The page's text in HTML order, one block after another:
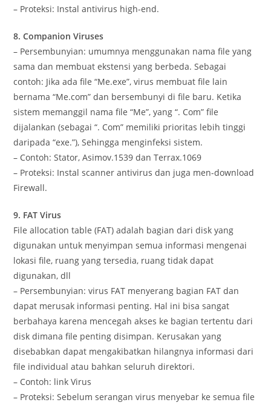
– Proteksi: Instal antivirus high-end.
8. Companion Viruses
– Persembunyian: umumnya menggunakan nama file yang
sama dan membuat ekstensi yang berbeda. Sebagai
contoh: Jika ada file “Me.exe”, virus membuat file lain
bernama “Me.com” dan bersembunyi di file baru. Ketika
sistem memanggil nama file “Me”, yang “. Com” file
dijalankan (sebagai “. Com” memiliki prioritas lebih tinggi
daripada “exe.”), Sehingga menginfeksi sistem.
– Contoh: Stator, Asimov.1539 dan Terrax.1069
– Proteksi: Instal scanner antivirus dan juga men-download
Firewall.
9. FAT Virus
File allocation table (FAT) adalah bagian dari disk yang
digunakan untuk menyimpan semua informasi mengenai
lokasi file, ruang yang tersedia, ruang tidak dapat
digunakan, dll
– Persembunyian: virus FAT menyerang bagian FAT dan
dapat merusak informasi penting. Hal ini bisa sangat
berbahaya karena mencegah akses ke bagian tertentu dari
disk dimana file penting disimpan. Kerusakan yang
disebabkan dapat mengakibatkan hilangnya informasi dari
file individual atau bahkan seluruh direktori.
– Contoh: link Virus
– Proteksi: Sebelum serangan virus menyebar ke semua file